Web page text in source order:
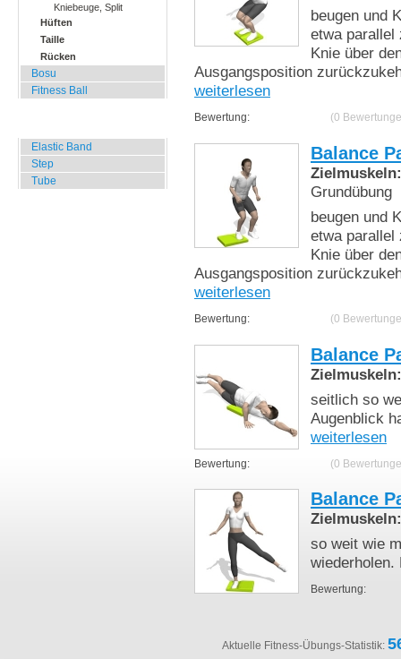
Kniebeuge, Split
Hüften
Taille
Rücken
Bosu
Fitness Ball
Elastic Band
Step
Tube
beugen und
etwa parallel
Knie über
Ausgangsposition
weiterlesen
Bewertung: (0
Balance
Zielmuskeln:
Grundübung
beugen und
etwa parallel
Knie über
Ausgangsposition
weiterlesen
Bewertung: (0
Balance
Zielmuskeln:
seitlich so
Augenblick
weiterlesen
Bewertung: (0
Balance
Zielmuskeln:
so weit wie
Bewertung:
Aktuelle Fitness-Übungs-Statistik: